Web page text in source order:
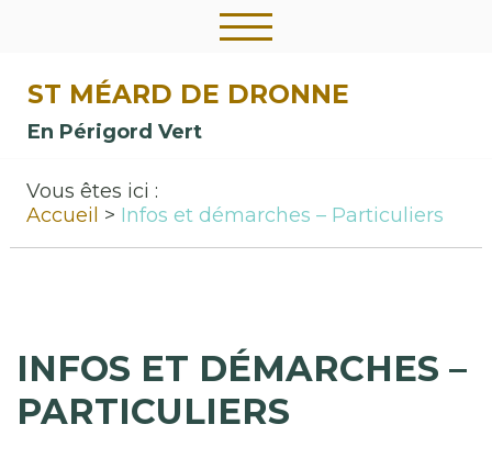
ST MÉARD DE DRONNE
En Périgord Vert
Vous êtes ici :
Accueil
Infos et démarches – Particuliers
INFOS ET DÉMARCHES –
PARTICULIERS